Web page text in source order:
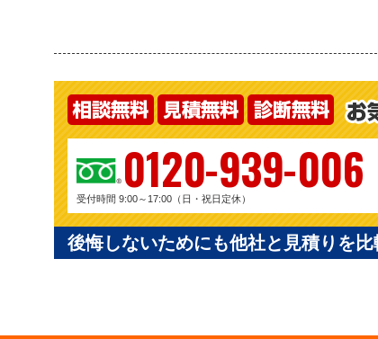
0120-939-006
受付時間 9:00～17:00（日・祝日定休）
後悔しないためにも他社と見積りを比